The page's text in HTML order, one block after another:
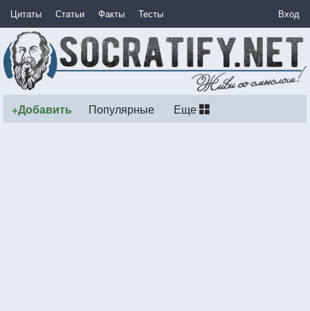
Цитаты Статьи Факты Тесты Вход
+Добавить Популярные Еще